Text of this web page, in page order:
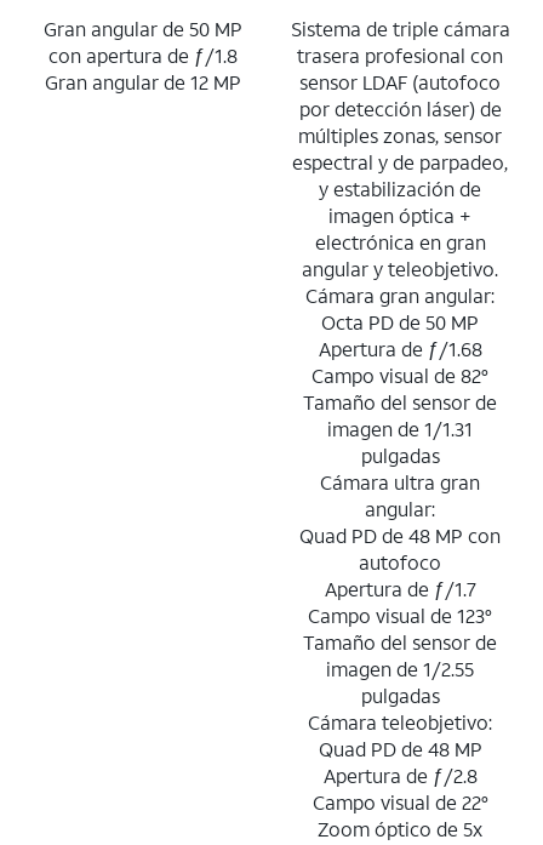
Gran angular de 50 MP
con apertura de ƒ/1.8
Gran angular de 12 MP
Sistema de triple cámara
trasera profesional con
sensor LDAF (autofoco
por detección láser) de
múltiples zonas, sensor
espectral y de parpadeo,
y estabilización de
imagen óptica +
electrónica en gran
angular y teleobjetivo.
Cámara gran angular:
Octa PD de 50 MP
Apertura de ƒ/1.68
Campo visual de 82°
Tamaño del sensor de
imagen de 1/1.31
pulgadas
Cámara ultra gran
angular:
Quad PD de 48 MP con
autofoco
Apertura de ƒ/1.7
Campo visual de 123°
Tamaño del sensor de
imagen de 1/2.55
pulgadas
Cámara teleobjetivo:
Quad PD de 48 MP
Apertura de ƒ/2.8
Campo visual de 22°
Zoom óptico de 5x